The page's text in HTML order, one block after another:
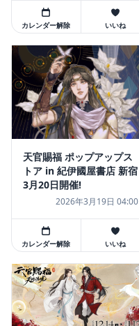
カレンダー解除 いいね
天官賜福 ポップアップス
トア in 紀伊國屋書店 新宿
3月20日開催!
2026年3月19日 04:00
カレンダー解除 いいね